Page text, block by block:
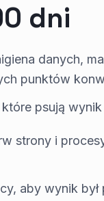
dni
danych,
punktów
psują
strony i
aby wynik był